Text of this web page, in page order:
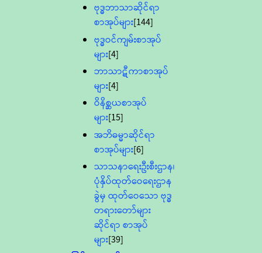
ဗုဒ္ဓဘာသာဆိုင်ရာ
စာအုပ်များ[144]
ဗုဒ္ဓဝင်ကျမ်းစာအုပ်
များ[4]
ဘာသာဋီကာစာအုပ်
များ[4]
ဝိနိစ္ဆယစာအုပ်
များ[15]
အဘိဓမ္မာဆိုင်ရာ
စာအုပ်များ[6]
သာသနာရေးဦးစီးဌာန၊
ပုံနှိပ်ထုတ်ဝေရေးဌာန
ခွဲမှ ထုတ်ဝေသော ဗုဒ္ဓ
တရားတော်များ
ဆိုင်ရာ စာအုပ်
များ[39]